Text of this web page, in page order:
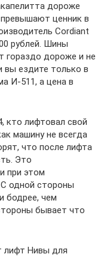
дороже
ценник в
Cordiant
рублей. Шины
гораздо дороже и не
вы ездите только в
И-511, а цена в
кто лифтовал свой
машину не всегда
что после лифта
Это
при этом
С одной стороны
бодрее, чем
бывает что
лифт Нивы для